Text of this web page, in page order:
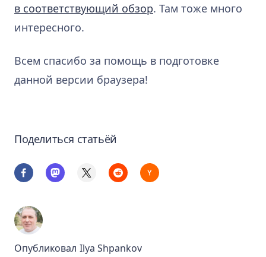
в соответствующий обзор. Там тоже много
интересного.
Всем спасибо за помощь в подготовке
данной версии браузера!
Поделиться статьёй
Опубликовал Ilya Shpankov